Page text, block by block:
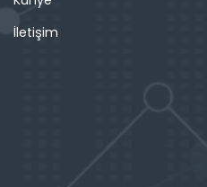
İletişim